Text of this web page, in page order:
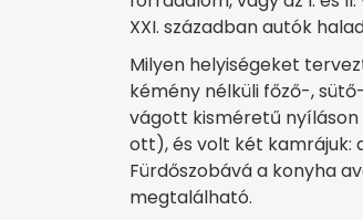
XXI. században autók
Milyen helyiségeket
kémény nélküli főző-,
vágott kisméretű nyíláson
ott), és volt két kamrájuk:
Fürdőszobává a konyha
megtalálható.